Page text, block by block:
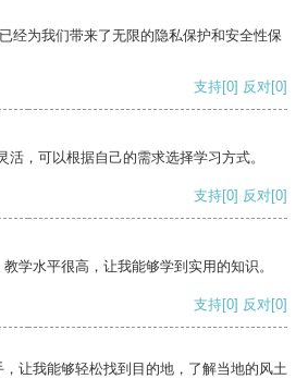
经为我们带来了无限的隐私保护和安全性保
支持[0] 反对[0]
活，可以根据自己的需求选择学习方式。
支持[0] 反对[0]
学水平很高，让我能够学到实用的知识。
支持[0] 反对[0]
让我能够轻松找到目的地，了解当地的风土